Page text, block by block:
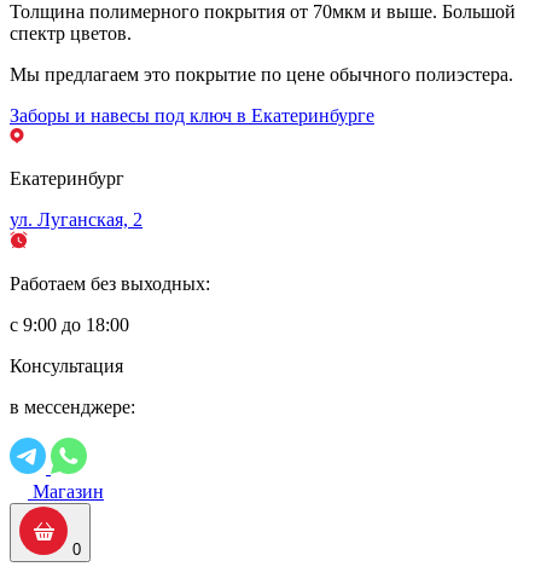
Толщина полимерного покрытия от 70мкм и выше. Большой
спектр цветов.
Мы предлагаем это покрытие по цене обычного полиэстера.
Заборы и навесы под ключ в Екатеринбурге
Екатеринбург
ул. Луганская, 2
Работаем без выходных:
с 9:00 до 18:00
Консультация
в мессенджере:
Магазин
0